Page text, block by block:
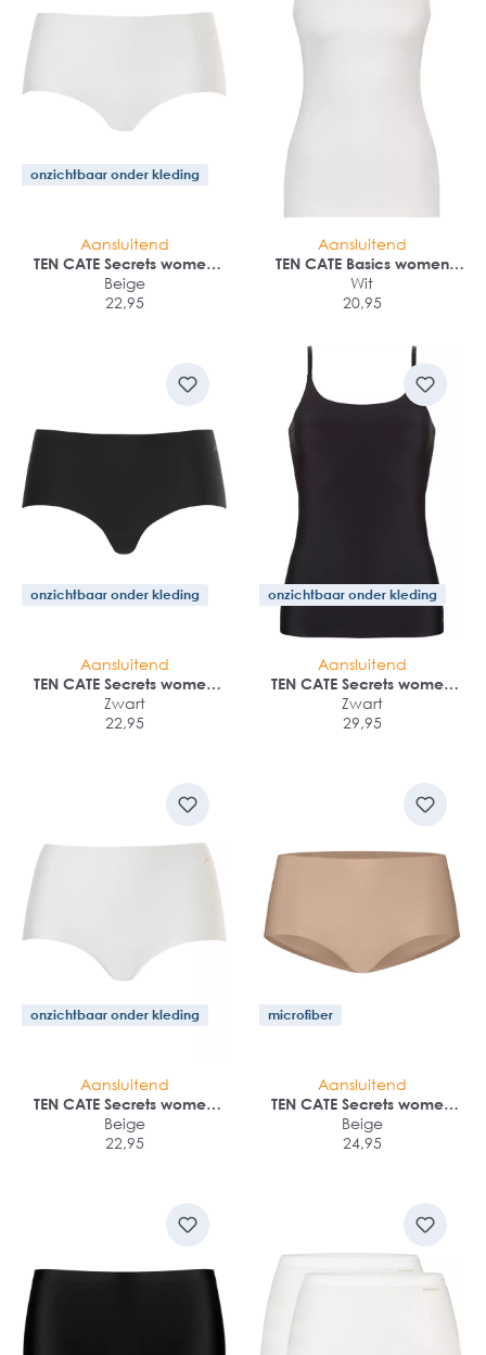
onzichtbaar onder kleding
Aansluitend
TEN CATE Secrets women
midi brief (1-pack)
Beige
22,95
Aansluitend
TEN CATE Basics women
singlet (1-pack)
Wit
20,95
onzichtbaar onder kleding
Aansluitend
TEN CATE Secrets women
midi brief (1-pack)
Zwart
22,95
onzichtbaar onder kleding
Aansluitend
TEN CATE Secrets women
spaghetti top (1-pack)
Zwart
29,95
onzichtbaar onder kleding
Aansluitend
TEN CATE Secrets women
high waist brief (1-pack)
Beige
22,95
microfiber
Aansluitend
TEN CATE Secrets women
midi (1-pack)
Beige
24,95